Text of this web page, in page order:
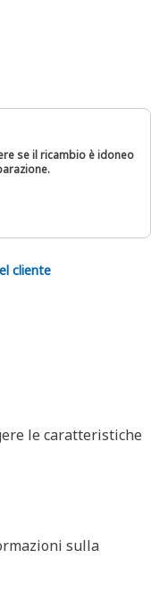
se il ricambio è idoneo
cliente
le caratteristiche
sulla